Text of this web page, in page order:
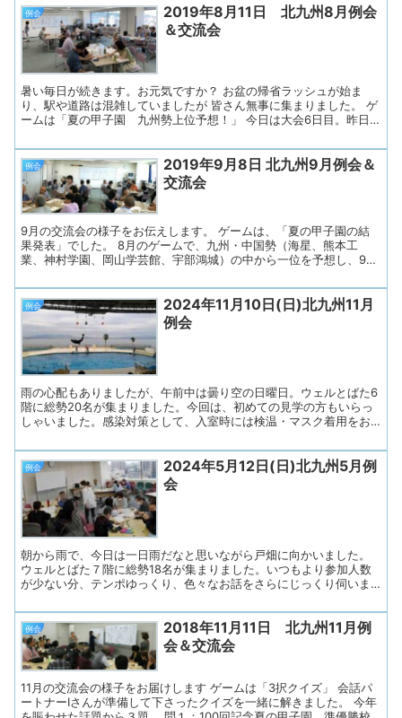
例会
2019年8月11日 北九州8月例会
＆交流会
暑い毎日が続きます。お元気ですか？ お盆の帰省ラッシュが始ま
り、駅や道路は混雑していましたが 皆さん無事に集まりました。 ゲ
ームは「夏の甲子園 九州勢上位予想！」 今日は大会6日目。昨日
園高校（春はベスト8！）が惜しくも延長で負けました。 司会の会
話パートナーさんのアイデアで、 中国地方も入れての5校で上位予
想をしました 本州から 岡山学芸館（岡山）、宇部鴻城（山口）、
九州から 海星（長崎）、熊本工業（熊本）、神村学園(鹿児島) 1番
人気は熊本工業でしたが、５校全てに予想（応援）票が入りまし
発表をお楽しみに。 今月のテーマトークは「子供の頃の夏休みの想
い出」 山、川、海、畑、プール、図...
例会
2019年9月8日 北九州9月例会＆
交流会
9月の交流会の様子をお伝えします。 ゲームは、「夏の甲子園の結
果発表」でした。 8月のゲームで、九州・中国勢（海星、熊本工
業、神村学園、岡山学芸館、宇部鴻城）の中から一位を予想し、9月
ち、2戦目で負けてしまったので、順位がつけられませんでした。
そこで、「今年の夏の甲子園の優勝校はどこ？」、皆さんと一緒に
振り返りました。 正解は、履正社（大阪）です。初優勝でした！！
テーマトークは、消費税アップに向けて「節約の工夫」について話
しました。 まず、司会担当の会話パートナーさんが「3%、5%、
8%、10%、なんでしょう？」と尋ねます。 テーマトークでは、皆さ
んが班で話す前にテーマをイメージしやすいように、司会者の『前
置き＝導入トーク』があります。 皆さんす...
例会
2024年11月10日(日)北九州11月
例会
雨の心配もありましたが、午前中は曇り空の日曜日。ウェルとばた6
階に総勢20名が集まりました。今回は、初めての見学の方もいらっ
しゃいました。感染対策として、入室時には検温・マスク着用をお
た。全体の司会はあすの会会員さんです（輪番になっています）。
◇プログラム１. あすの会諸連絡２. リラックス体操３. テーマトー
ク「秋、どこに行かれましたか？」 ４.きたきゅう体操５. 連絡事
項６. お便り印刷・お渡し １．あすの会連絡１）12月22日（日）理
学療法士協会、福岡ブロック研修会で「あすの会」を紹介しま
す。 会長夫人が講演予定です。 ２）10月20日（日）東部障害
者福祉会館 文化祭 ふれあい広場での歌の発表は無事終了しまし
た。 「ふるさと」と「幸せなら手...
例会
2024年5月12日(日)北九州5月例
会
朝から雨で、今日は一日雨だなと思いながら戸畑に向かいました。
ウェルとばた７階に総勢18名が集まりました。いつもより参加人数
が少ない分、テンポゆっくり、色々なお話をさらにじっくり伺いま
いし、ドア開放で換気します。水分の補給も随時行いました。 ◇プ
ログラム１. あすの会諸連絡２. リラックス体操３. 近況とテーマトー
ク「お国自慢」 ４. クールダウン体操５. 連絡事項６. お便り印刷・
お渡し ◇司会はあすの会メンバーが担当し、会長さんのあいさつで
始まります。参加者の皆さんに「失語症当事者、同行のご家族、会
話パートナー、県の失語症支援者養成研修を修了したボランティ
ア、そして言語聴覚士」の順に手を挙げていただき、ゆっくり確認
します。名札の色で分かるようにしてい...
例会
2018年11月11日 北九州11月例
会＆交流会
11月の交流会の様子をお届けします ゲームは「3択クイズ」 会話パ
ートナーIさんが準備して下さったクイズを一緒に解きました。 今年